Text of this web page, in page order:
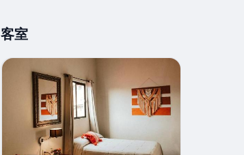
客室